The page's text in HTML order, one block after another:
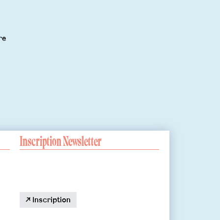
Inscription Newsletter
↗ Inscription